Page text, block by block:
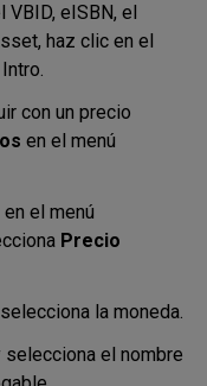
eISBN, el
haz clic en el
con un precio
en el menú
en el menú
Precio
la moneda.
selecciona el nombre